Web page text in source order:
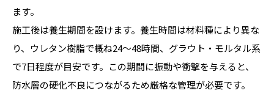
ます。
施工後は養生期間を設けます。養生時間は材料種により異な
り、ウレタン樹脂で概ね24〜48時間、グラウト・モルタル系
で7日程度が目安です。この期間に振動や衝撃を与えると、
防水層の硬化不良につながるため厳格な管理が必要です。